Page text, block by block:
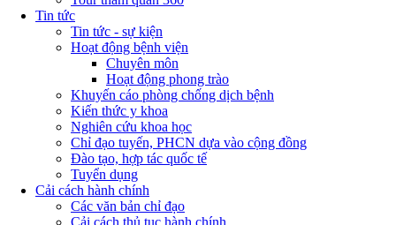
Tin tức
Tin tức - sự kiện
Hoạt động bệnh viện
Chuyên môn
Hoạt động phong trào
Khuyến cáo phòng chống dịch bệnh
Kiến thức y khoa
Nghiên cứu khoa học
Chỉ đạo tuyến, PHCN dựa vào cộng đồng
Đào tạo, hợp tác quốc tế
Tuyển dụng
Cải cách hành chính
Các văn bản chỉ đạo
Cải cách thủ tục hành chính